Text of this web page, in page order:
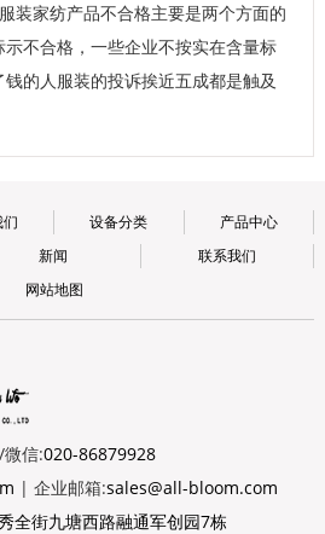
装家纺产品不合格主要是两个方面的
不合格，一些企业不按实在含量标
的人服装的投诉挨近五成都是触及
设备分类
产品中心
新闻
联系我们
网站地图
信:020-86879928
| 企业邮箱:sales@all-bloom.com
全街九塘西路融通军创园7栋